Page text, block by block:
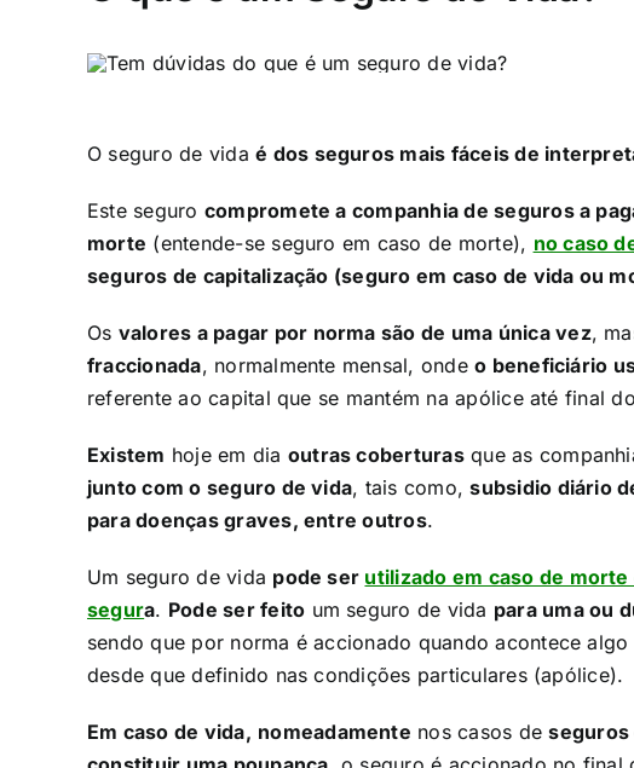
O seguro de vidaé dos seguros mais fáceis de
Este seguro compromete a companhia de seguros a
morte (entende-se seguro em caso de morte), no caso
seguros de capitalização (seguro em caso de vida ou
Os valores a pagar por norma são de uma única vez,
fraccionada, normalmente mensal, ondeo beneficiário
referente ao capital que se mantém na apólice até final
Existem hoje em dia outras coberturasque as
junto com o seguro de vida, tais como,subsidio diário
para doenças graves, entre outros.​
Um seguro de vida pode ser utilizado em caso de
segura. Pode ser feito um seguro de vida para uma ou
sendo que por norma é accionado quando acontece
desde que definido nas condições particulares (apólice).​​
Em caso de vida, nomeadamente nos casos deseguros